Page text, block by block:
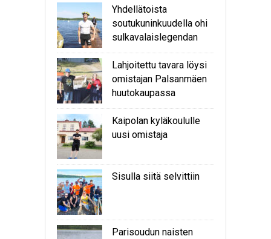
Yhdellätoista
soutukuninkuudella ohi
sulkavalaislegendan
Lahjoitettu tavara löysi
omistajan Palsanmäen
huutokaupassa
Kaipolan kyläkoululle
uusi omistaja
Sisulla siitä selvittiin
Parisoudun naisten